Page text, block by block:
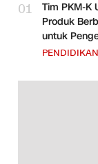
01
Tim PKM-K
Produk
untuk
PENDIDIKAN